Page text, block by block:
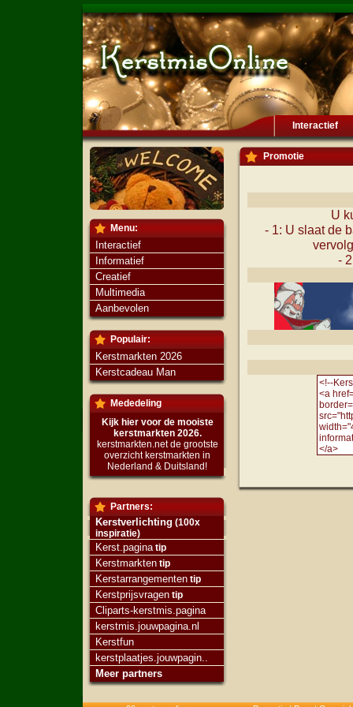
Interactief
Menu:
Interactief
Informatief
Creatief
Multimedia
Aanbevolen
Populair:
Kerstmarkten 2026
Kerstcadeau Man
Mededeling
Kijk hier voor de mooiste
kerstmarkten 2026.
kerstmarkten.net de grootste
overzicht kerstmarkten in
Nederland & Duitsland!
Partners:
Kerstverlichting (100x
inspiratie)
Kerst.pagina tip
Kerstmarkten tip
Kerstarrangementen tip
Kerstprijsvragen tip
Cliparts-kerstmis.pagina
kerstmis.jouwpagina.nl
Kerstfun
kerstplaatjes.jouwpagin..
Meer partners
Promotie
U
- 1: U slaat de
-